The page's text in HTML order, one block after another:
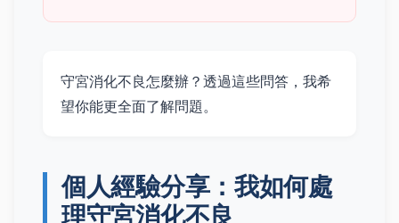
守宮消化不良怎麼辦？透過這些問答，我希
望你能更全面了解問題。
個人經驗分享：我如何處
理守宮消化不良